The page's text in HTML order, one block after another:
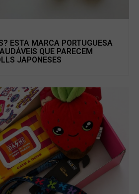
ESTA MARCA PORTUGUESA
QUE PARECEM
JAPONESES